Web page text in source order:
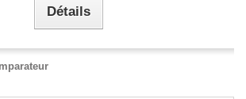
Détails